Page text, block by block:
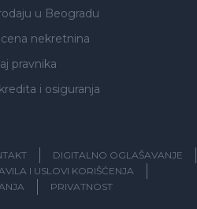
u Beogradu
nekretnina
pravnika
i osiguranja
DIGITALNO OGLAŠAVANJE
I USLOVI KORIŠĆENJA
PRIVATNOST